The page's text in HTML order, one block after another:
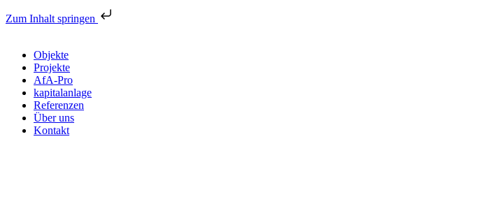
Zum Inhalt springen
Objekte
Projekte
AfA-Pro
kapitalanlage
Referenzen
Über uns
Kontakt